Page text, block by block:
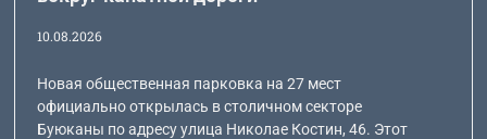
10.08.2026
Новая общественная парковка на 27 мест
официально открылась в столичном секторе
Буюканы по адресу улица Николае Костин, 46. Этот